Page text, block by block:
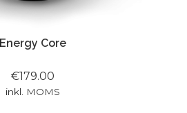
Energy Core
€179.00
inkl. MOMS